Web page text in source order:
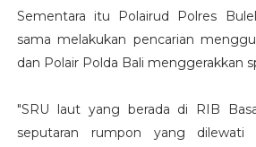
Sementara itu Polairud Polres
sama melakukan pencarian
dan Polair Polda Bali menggerakkan
"SRU laut yang berada di RIB
seputaran rumpon yang dilewati